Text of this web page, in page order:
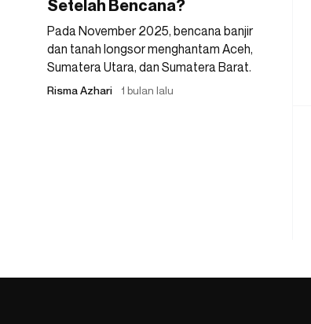
Setelah Bencana?
Pada November 2025, bencana banjir
dan tanah longsor menghantam Aceh,
Sumatera Utara, dan Sumatera Barat.
Risma Azhari 1 bulan lalu